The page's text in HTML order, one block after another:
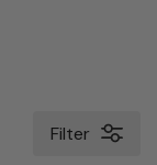
Filter